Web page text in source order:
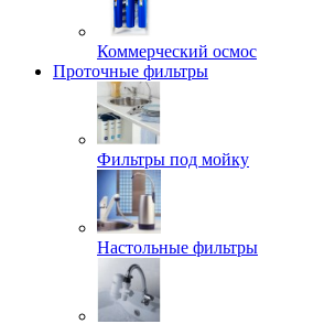
Коммерческий осмос
Проточные фильтры
Фильтры под мойку
Настольные фильтры